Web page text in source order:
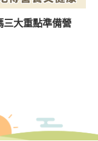
三大重點準備營